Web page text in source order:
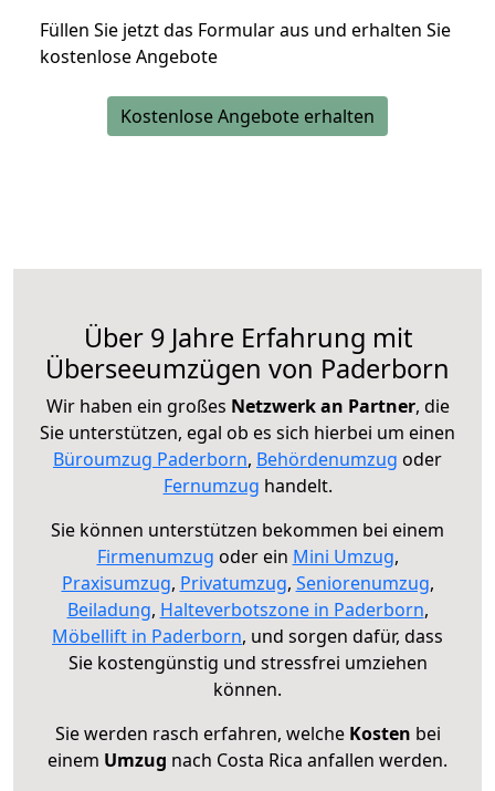
Füllen Sie jetzt das Formular aus und erhalten Sie
kostenlose Angebote
Kostenlose Angebote erhalten
Über 9 Jahre Erfahrung mit
Überseeumzügen von Paderborn
Wir haben ein großes Netzwerk an Partner, die
Sie unterstützen, egal ob es sich hierbei um einen
Büroumzug Paderborn, Behördenumzug oder
Fernumzug handelt.
Sie können unterstützen bekommen bei einem
Firmenumzug oder ein Mini Umzug,
Praxisumzug, Privatumzug, Seniorenumzug,
Beiladung, Halteverbotszone in Paderborn,
Möbellift in Paderborn, und sorgen dafür, dass
Sie kostengünstig und stressfrei umziehen
können.
Sie werden rasch erfahren, welche Kosten bei
einem Umzug nach Costa Rica anfallen werden.